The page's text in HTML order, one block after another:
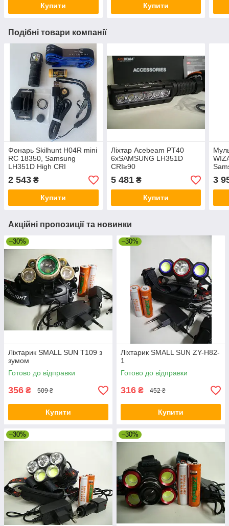
Купити Купити
Подібні товари компанії
Фонарь Skilhunt H04R mini
RC 18350, Samsung
LH351D High CRI
2 543 ₴
Купити
Ліхтар Acebeam PT40
6xSAMSUNG LH351D
CRI≥90
5 481₴
Купити
3
Акційні пропозиції та новинки
–30%
Ліхтарик SMALL SUN Т109 з
зумом
Готово до відправки
356 ₴ 509 ₴
Купити
–30%
Ліхтарик SMALL SUN ZY-H82-
1
Готово до відправки
316 ₴ 452 ₴
Купити
–30% –30%